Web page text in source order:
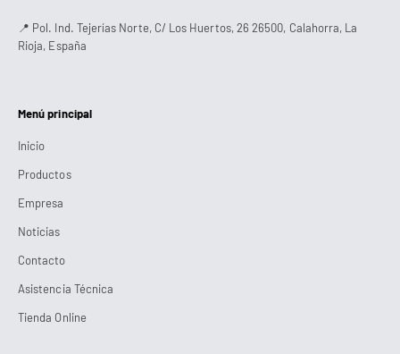
📍 Pol. Ind. Tejerías Norte, C/ Los Huertos, 26 26500, Calahorra, La
Rioja, España
Menú principal
Inicio
Productos
Empresa
Noticias
Contacto
Asistencia Técnica
Tienda Online